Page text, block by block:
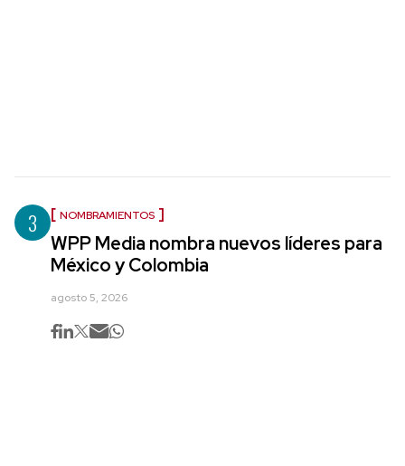
3 NOMBRAMIENTOS
WPP Media nombra nuevos líderes para
México y Colombia
agosto 5, 2026